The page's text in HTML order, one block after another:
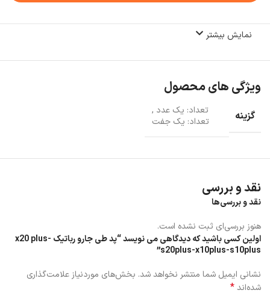
نمایش بیشتر
ویژگی های محصول
گزینه تعداد: یک عدد ,
تعداد: یک جفت
نقد و بررسی
نقد و بررسی‌ها
هنوز بررسی‌ای ثبت نشده است.
اولین کسی باشید که دیدگاهی می نویسد “پد طی جارو رباتیک x20 plus-
s20plus-x10plus-s10plus”
نشانی ایمیل شما منتشر نخواهد شد. بخش‌های موردنیاز علامت‌گذاری
شده‌اند*